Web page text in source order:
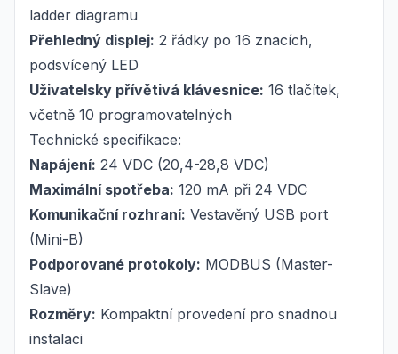
ladder diagramu
Přehledný displej: 2 řádky po 16 znacích,
podsvícený LED
Uživatelsky přívětivá klávesnice: 16 tlačítek,
včetně 10 programovatelných
Technické specifikace:
Napájení: 24 VDC (20,4-28,8 VDC)
Maximální spotřeba: 120 mA při 24 VDC
Komunikační rozhraní: Vestavěný USB port
(Mini-B)
Podporované protokoly: MODBUS (Master-
Slave)
Rozměry: Kompaktní provedení pro snadnou
instalaci